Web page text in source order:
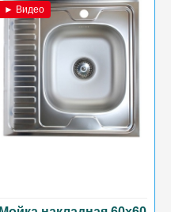
► Видео